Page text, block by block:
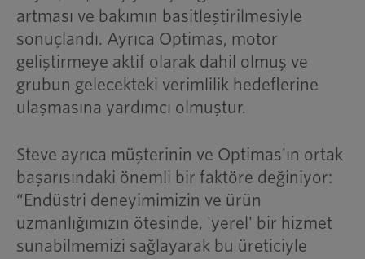
artması ve bakımın basitleştirilmesiyle
sonuçlandı. Ayrıca Optimas, motor
geliştirmeye aktif olarak dahil olmuş ve
grubun gelecekteki verimlilik hedeflerine
ulaşmasına yardımcı olmuştur.
Steve ayrıca müşterinin ve Optimas'ın ortak
başarısındaki önemli bir faktöre değiniyor:
“Endüstri deneyimimizin ve ürün
uzmanlığımızın ötesinde, 'yerel' bir hizmet
sunabilmemizi sağlayarak bu üreticiyle